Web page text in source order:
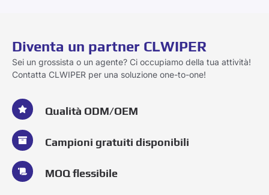
Diventa un partner CLWIPER
Sei un grossista o un agente? Ci occupiamo della tua attività!
Contatta CLWIPER per una soluzione one-to-one!
Qualità ODM/OEM
Campioni gratuiti disponibili
MOQ flessibile